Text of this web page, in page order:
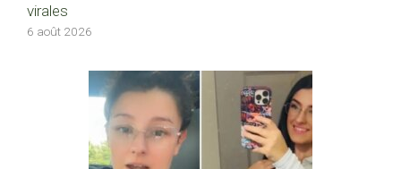
virales
6 août 2026